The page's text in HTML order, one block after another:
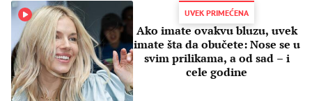
UVEK PRIMEĆENA
Ako imate ovakvu bluzu, uvek
imate šta da obučete: Nose se u
svim prilikama, a od sad – i
cele godine